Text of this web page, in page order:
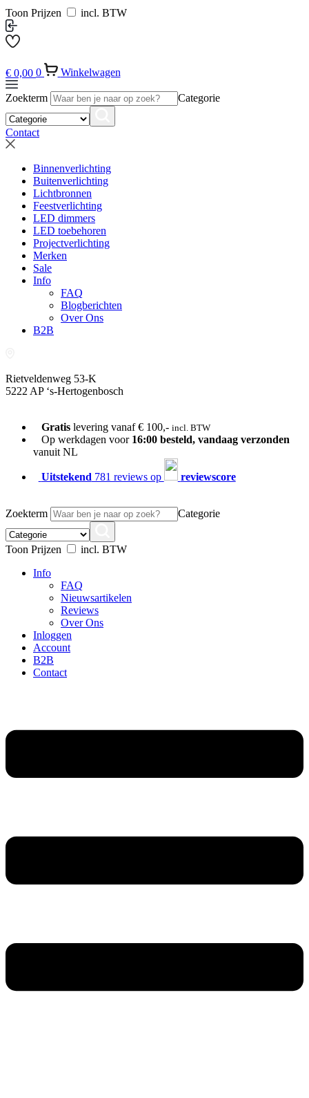
Toon Prijzen incl. BTW
€ 0,00 0 Winkelwagen
Zoekterm Categorie
Contact
Binnenverlichting
Buitenverlichting
Lichtbronnen
Feestverlichting
LED dimmers
LED toebehoren
Projectverlichting
Merken
Sale
Info
FAQ
Blogberichten
Over Ons
B2B
Rietveldenweg 53-K
5222 AP ‘s-Hertogenbosch
Gratislevering vanaf € 100,- incl. BTW
Op werkdagen voor 16:00 besteld, vandaag verzonden
vanuit NL
Uitstekend 781 reviews op reviewscore
Zoekterm Categorie
Toon Prijzen
incl. BTW
Info
FAQ
Nieuwsartikelen
Reviews
Over Ons
Inloggen
Account
B2B
Contact